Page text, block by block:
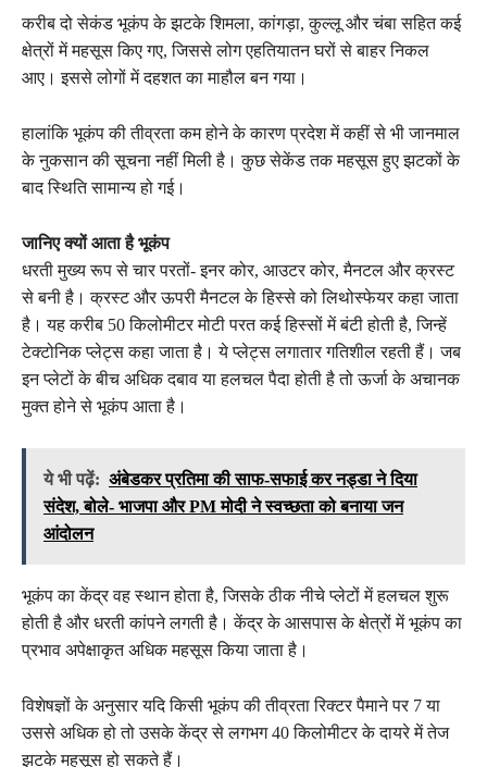
करीब दो सेकंड भूकंप के झटके शिमला, कांगड़ा, कुल्लू और चंबा सहित कई
क्षेत्रों में महसूस किए गए, जिससे लोग एहतियातन घरों से बाहर निकल
आए। इससे लोगों में दहशत का माहौल बन गया।
हालांकि भूकंप की तीव्रता कम होने के कारण प्रदेश में कहीं से भी जानमाल
के नुकसान की सूचना नहीं मिली है। कुछ सेकेंड तक महसूस हुए झटकों के
बाद स्थिति सामान्य हो गई।
जानिए क्यों आता है भूकंप
धरती मुख्य रूप से चार परतों- इनर कोर, आउटर कोर, मैनटल और क्रस्ट
से बनी है। क्रस्ट और ऊपरी मैनटल के हिस्से को लिथोस्फेयर कहा जाता
है। यह करीब 50 किलोमीटर मोटी परत कई हिस्सों में बंटी होती है, जिन्हें
टेक्टोनिक प्लेट्स कहा जाता है। ये प्लेट्स लगातार गतिशील रहती हैं। जब
इन प्लेटों के बीच अधिक दबाव या हलचल पैदा होती है तो ऊर्जा के अचानक
मुक्त होने से भूकंप आता है।
ये भी पढ़ें: अंबेडकर प्रतिमा की साफ-सफाई कर नड्डा ने दिया
संदेश, बोले- भाजपा और PM मोदी ने स्वच्छता को बनाया जन
आंदोलन
भूकंप का केंद्र वह स्थान होता है, जिसके ठीक नीचे प्लेटों में हलचल शुरू
होती है और धरती कांपने लगती है। केंद्र के आसपास के क्षेत्रों में भूकंप का
प्रभाव अपेक्षाकृत अधिक महसूस किया जाता है।
विशेषज्ञों के अनुसार यदि किसी भूकंप की तीव्रता रिक्टर पैमाने पर 7 या
उससे अधिक हो तो उसके केंद्र से लगभग 40 किलोमीटर के दायरे में तेज
झटके महसूस हो सकते हैं।